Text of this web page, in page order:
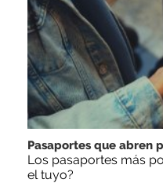
Pasaportes que abren
Los pasaportes más
el tuyo?